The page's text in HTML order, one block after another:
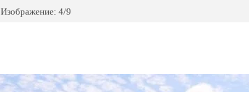
Изображение: 4/9